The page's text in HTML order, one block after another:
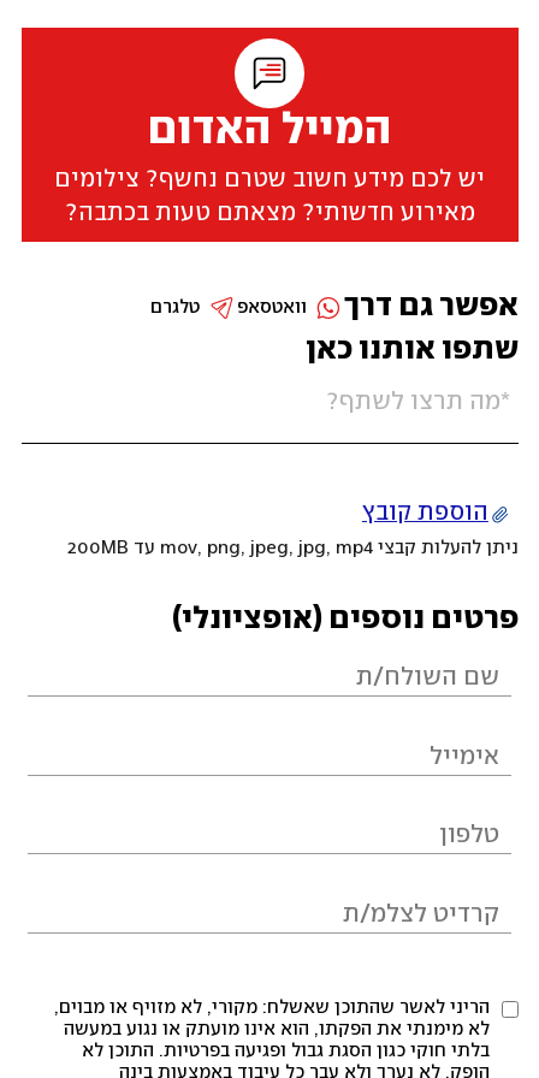
המייל האדום
יש לכם מידע חשוב שטרם נחשף? צילומים
מאירוע חדשותי? מצאתם טעות בכתבה?
שתפו אותנו כאן
הוספת קובץ
ניתן להעלות קבצי mov, png, jpeg, jpg, mp4 עד 200MB
פרטים נוספים (אופציונלי)
הריני לאשר שהתוכן שאשלח: מקורי, לא מזויף או מבוים,
לא מימנתי את הפקתו, הוא אינו מועתק או נגוע במעשה
בלתי חוקי כגון הסגת גבול ופגיעה בפרטיות. התוכן לא
הופק, לא נערך ולא עבר כל עיבוד באמצעות בינה
אפשר גם דרך טלגרם וואטסאפ